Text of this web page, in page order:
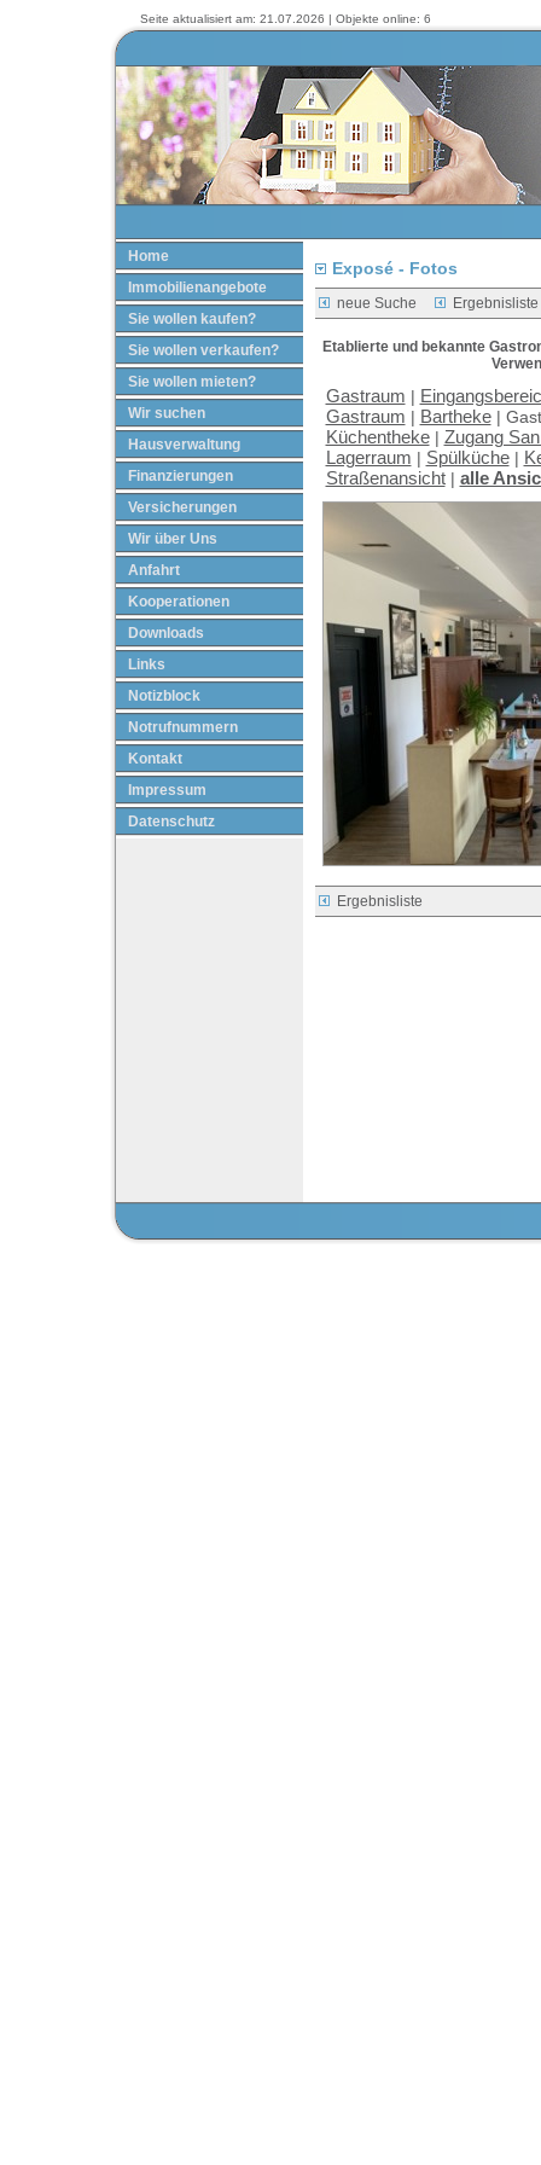
Seite aktualisiert am: 21.07.2026 | Objekte online: 6
Home
Immobilienangebote
Sie wollen kaufen?
Sie wollen verkaufen?
Sie wollen mieten?
Wir suchen
Hausverwaltung
Finanzierungen
Versicherungen
Wir über Uns
Anfahrt
Kooperationen
Downloads
Links
Notizblock
Notrufnummern
Kontakt
Impressum
Datenschutz
Exposé - Fotos
neue Suche Ergebnisliste
Etablierte und bekannte
Gastraum
Gastraum
Bartheke|
Küchentheke| Zugang
Lagerraum
Spülküche|
Straßenansicht| alle
Ergebnisliste